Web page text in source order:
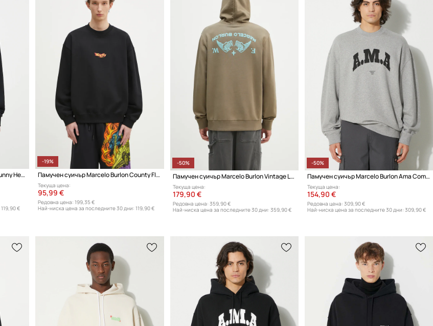
Памучен суичър Marcelo Burlon Bunny Heart Regular Crewneck Black Red
119,90 €
-19%
Памучен суичър Marcelo Burlon County Flame Boxy Crewneck Black Red
Текуща цена:
95,99 €
Редовна цена: 199,35 €
Най-ниска цена за последните 30 дни: 119,90 €
-50%
Памучен суичър Marcelo Burlon Vintage Logo
Текуща цена:
179,90 €
Редовна цена: 359,90 €
Най-ниска цена за последните 30 дни: 359,90 €
-50%
Памучен суичър Marcelo Burlon Ama Comfort Crewneck
Текуща цена:
154,90 €
Редовна цена: 309,90 €
Най-ниска цена за последните 30 дни: 309,90 €